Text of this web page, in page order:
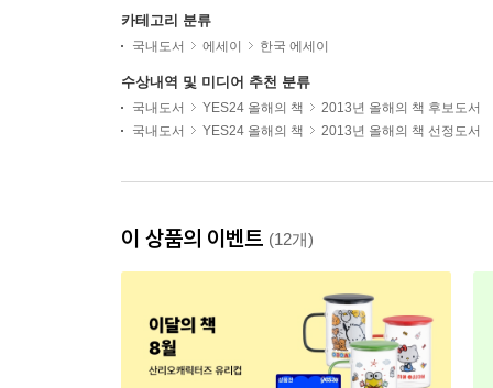
카테고리 분류
국내도서 에세이 한국 에세이
수상내역 및 미디어 추천 분류
국내도서 YES24 올해의 책
2013년 올해의 책 후보도서
국내도서
YES24 올해의 책 2013년 올해의 책 선정도서
이 상품의 이벤트 (12개)